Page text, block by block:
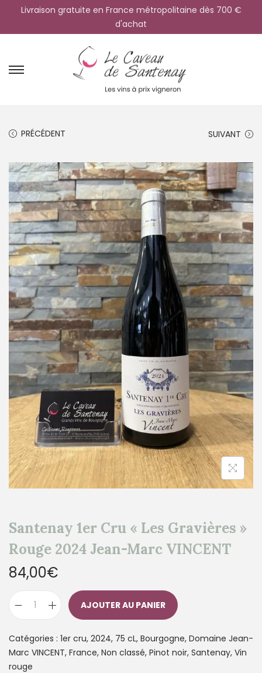
Livraison gratuite en France métropolitaine dès 700 €
d'achat
PRÉCÉDENT SUIVANT
Santenay 1er Cru « Les Gravières »
Rouge 2024 Jean-Marc VINCENT
84,00€
AJOUTER AU PANIER
Catégories : 1er cru, 2024, 75 cL, Bourgogne, Domaine Jean-
Marc VINCENT, France, Non classé, Pinot noir, Santenay, Vin
rouge